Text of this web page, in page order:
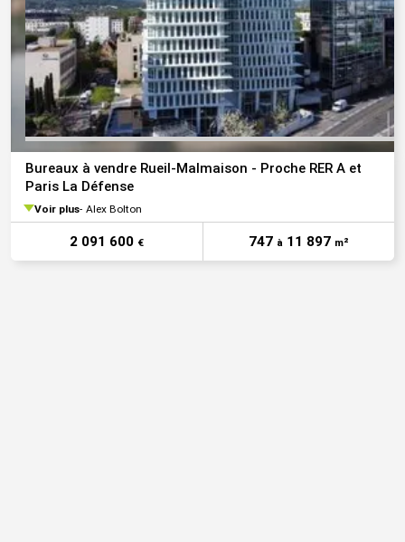
Bureaux à vendre Rueil-Malmaison - Proche RER A et
Paris La Défense
Voir plus Alex Bolton
2 091 600 € 747 à 11 897 m²